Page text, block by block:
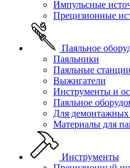
Импульсные
Прецизионные
Паяльное
Паяльники
Паяльные станции
Выжигатели
Инструменты и
Паяльное
Для демонтажных
Материалы для
Инструменты